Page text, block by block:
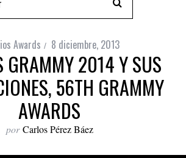
Awards 8 diciembre, 2013
GRAMMY 2014 Y SUS
56TH GRAMMY
AWARDS
por Carlos Pérez Báez